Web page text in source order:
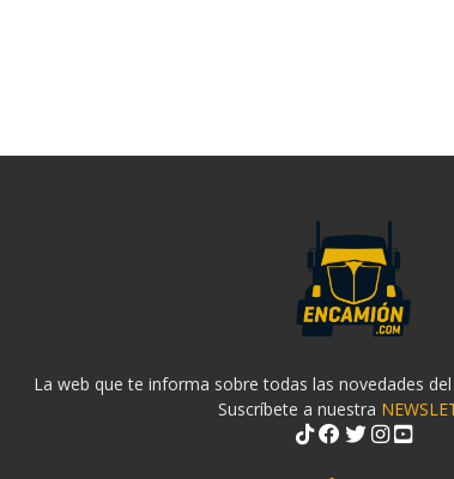
La web que te informa sobre todas las novedades
Suscríbete a nuestra